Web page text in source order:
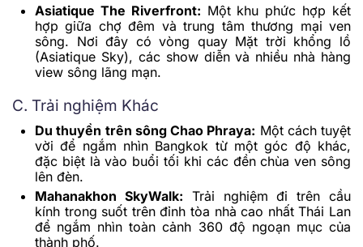
Asiatique The Riverfront: Một khu phức hợp kết
hợp giữa chợ đêm và trung tâm thương mại ven
sông. Nơi đây có vòng quay Mặt trời khổng lồ
(Asiatique Sky), các show diễn và nhiều nhà hàng
view sông lãng mạn.
C. Trải nghiệm Khác
Du thuyền trên sông Chao Phraya: Một cách tuyệt
vời để ngắm nhìn Bangkok từ một góc độ khác,
đặc biệt là vào buổi tối khi các đền chùa ven sông
lên đèn.
Mahanakhon SkyWalk: Trải nghiệm đi trên cầu
kính trong suốt trên đỉnh tòa nhà cao nhất Thái Lan
để ngắm nhìn toàn cảnh 360 độ ngoạn mục của
thành phố.